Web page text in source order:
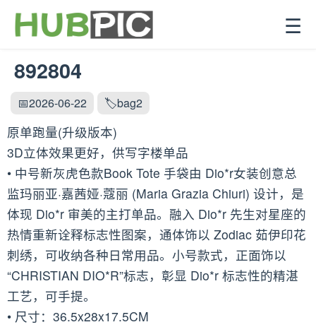
☰
892804
📅2026-06-22 🏷️bag2
原单跑量(升级版本)
3D立体效果更好，供写字楼单品
• 中号新灰虎色款Book Tote 手袋由 Dio*r女装创意总
监玛丽亚·嘉茜娅·蔻丽 (Maria Grazia Chiuri) 设计，是
体现 Dio*r 审美的主打单品。融入 Dio*r 先生对星座的
热情重新诠释标志性图案，通体饰以 Zodiac 茹伊印花
刺绣，可收纳各种日常用品。小号款式，正面饰以
“CHRISTIAN DIO*R”标志，彰显 Dio*r 标志性的精湛
工艺，可手提。
• 尺寸：36.5x28x17.5CM